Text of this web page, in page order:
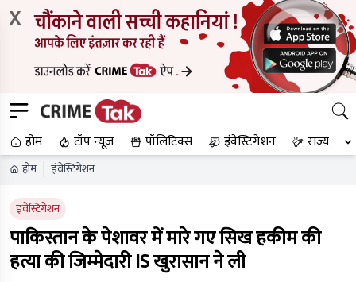
X
होम टॉप न्यूज पॉलिटिक्स इंवेस्टिगेशन राज्य
होम इंवेस्टिगेशन
इंवेस्टिगेशन
पाकिस्तान के पेशावर में मारे गए सिख हकीम की
हत्या की जिम्मेदारी IS खुरासान ने ली